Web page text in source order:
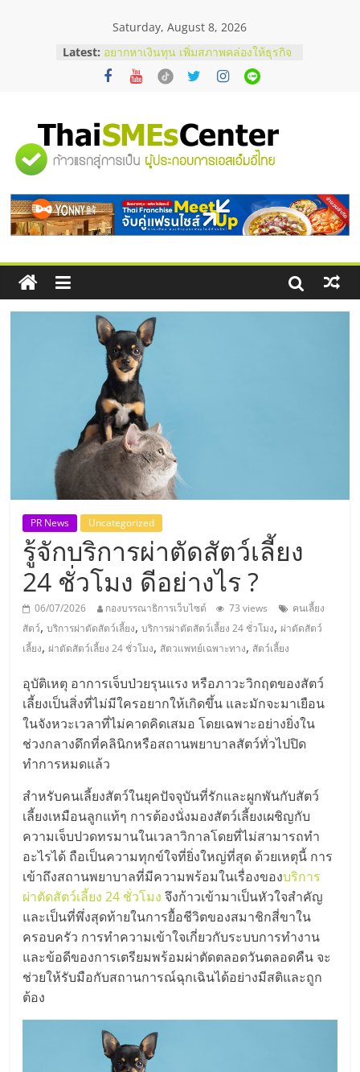
Saturday, August 8, 2026
Latest: อยากหาเงินทุน เพิ่มสภาพคล่องให้ธุรกิจ
เริ่มยังไงให้ผ่านฉลุย
สัมมนาออนไลน์ โอกาสบริหารสถานี
ThaiFranchise Meet Up จับคู่แฟรน
ไชส์ ครั้งที่ 8
ร้านเครื่องเสียงคุณภาพสูง พร้อม
บริษัท Cybersecurity ในไทยที่ไหนดี?
วิธีเลือกผู้ให้บริการให้คุ้มค่าและตอบ
โจทย์ธุรกิจ
"ศูนย์
รวม
ข้อมูล
ธุรกิจ
ประเทศไทย,
ThaiSMEsCenter,
รวม
ธุรกิจ
เอ
ส
เอ็
มอี
ไทย,
SMEs,
แฟ
รน
ไชส์,
ที่
ปรึกษา
PR News Uncategorized
รู้จักบริการผ่าตัดสัตว์เลี้ยง
24 ชั่วโมง ดีอย่างไร ?
06/07/2026 กองบรรณาธิการเว็บไซต์ 73 views
คนเลี้ยง
สัตว์,บริการผ่าตัดสัตว์เลี้ยง,บริการผ่าตัดสัตว์เลี้ยง 24 ชั่วโมง,ผ่าตัดสัตว์
เลี้ยง,ผ่าตัดสัตว์เลี้ยง 24 ชั่วโมง, สัตวแพทย์เฉพาะทาง, สัตว์เลี้ยง
อุบัติเหตุ อาการเจ็บป่วยรุนแรง หรือภาวะวิกฤตของสัตว์
เลี้ยงเป็นสิ่งที่ไม่มีใครอยากให้เกิดขึ้น และมักจะมาเยือน
ในจังหวะเวลาที่ไม่คาดคิดเสมอ โดยเฉพาะอย่างยิ่งใน
ช่วงกลางดึกที่คลินิกหรือสถานพยาบาลสัตว์ทั่วไปปิด
ทำการหมดแล้ว
สำหรับคนเลี้ยงสัตว์ในยุคปัจจุบันที่รักและผูกพันกับสัตว์
เลี้ยงเหมือนลูกแท้ๆ การต้องนั่งมองสัตว์เลี้ยงเผชิญกับ
ความเจ็บปวดทรมานในเวลาวิกาลโดยที่ไม่สามารถทำ
อะไรได้ ถือเป็นความทุกข์ใจที่ยิ่งใหญ่ที่สุด ด้วยเหตุนี้ การ
เข้าถึงสถานพยาบาลที่มีความพร้อมในเรื่องของบริการ
ผ่าตัดสัตว์เลี้ยง 24 ชั่วโมง จึงก้าวเข้ามาเป็นหัวใจสำคัญ
และเป็นที่พึ่งสุดท้ายในการยื้อชีวิตของสมาชิกสี่ขาใน
ครอบครัว การทำความเข้าใจเกี่ยวกับระบบการทำงาน
และข้อดีของการเตรียมพร้อมผ่าตัดตลอดวันตลอดคืน จะ
ช่วยให้รับมือกับสถานการณ์ฉุกเฉินได้อย่างมีสติและถูก
ต้อง